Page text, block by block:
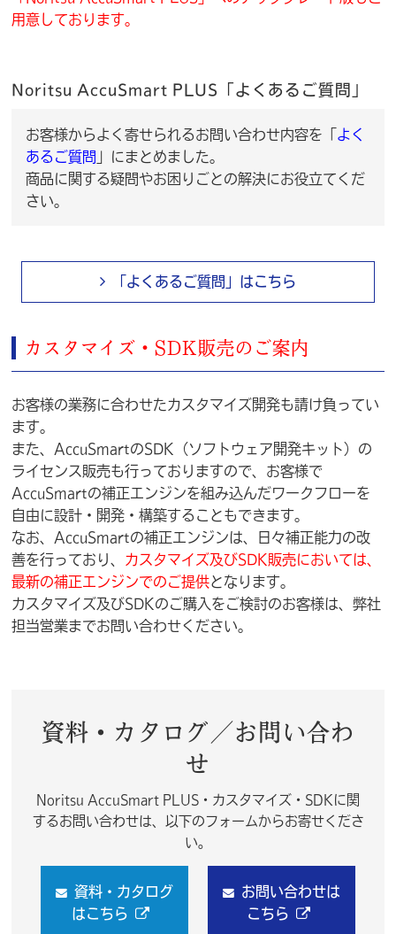
用意しております。
Noritsu AccuSmart PLUS「よくあるご質問」
お客様からよく寄せられるお問い合わせ内容を「よく
あるご質問 」にまとめました。
商品に関する疑問やお困りごとの解決にお役立てくだ
さい。
「よくあるご質問」はこちら
カスタマイズ・SDK販売のご案内
お客様の業務に合わせたカスタマイズ開発も請け負ってい
ます。
また、AccuSmartのSDK（ソフトウェア開発キット）の
ライセンス販売も行っておりますので、お客様で
AccuSmartの補正エンジンを組み込んだワークフローを
自由に設計・開発・構築することもできます。
なお、AccuSmartの補正エンジンは、日々補正能力の改
善を行っており、 カスタマイズ及びSDK販売においては、
最新の補正エンジンでのご提供となります。
カスタマイズ及びSDKのご購入をご検討のお客様は、弊社
担当営業までお問い合わせください。
資料・カタログ／お問い合わ
せ
Noritsu AccuSmart PLUS・カスタマイズ・SDKに関
するお問い合わせは、以下のフォームからお寄せくださ
い。
資料・カタログ
はこちら
お問い合わせは
こちら